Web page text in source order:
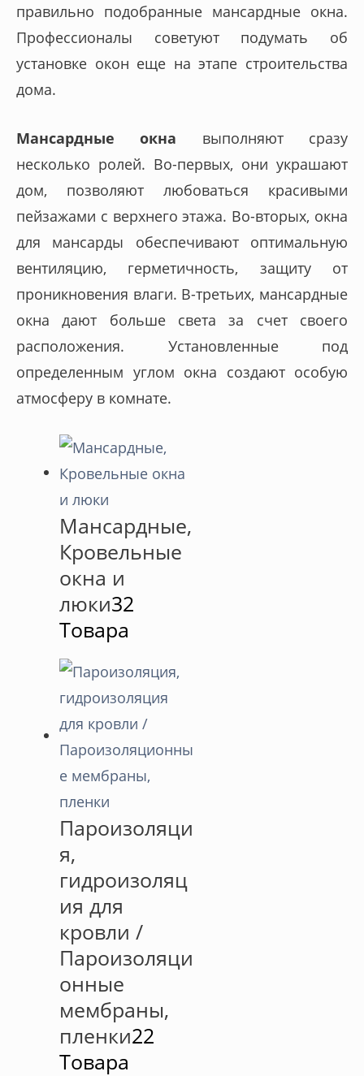
правильно подобранные мансардные окна.
Профессионалы советуют подумать об
установке окон еще на этапе строительства
дома.
Мансардные окна выполняют сразу
несколько ролей. Во-первых, они украшают
дом, позволяют любоваться красивыми
пейзажами с верхнего этажа. Во-вторых, окна
для мансарды обеспечивают оптимальную
вентиляцию, герметичность, защиту от
проникновения влаги. В-третьих, мансардные
окна дают больше света за счет своего
расположения. Установленные под
определенным углом окна создают особую
атмосферу в комнате.
Мансардные,
Кровельные
окна и
люки32
Товара
Пароизоляци
я,
гидроизоляц
ия для
кровли /
Пароизоляци
онные
мембраны,
пленки22
Товара